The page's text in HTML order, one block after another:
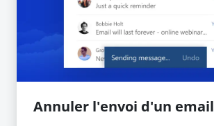
Annuler l'envoi d'un email